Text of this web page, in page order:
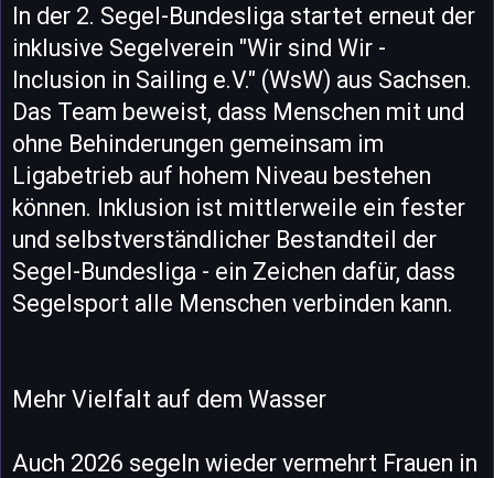
In der 2. Segel-Bundesliga startet erneut der
inklusive Segelverein "Wir sind Wir -
Inclusion in Sailing e.V." (WsW) aus Sachsen.
Das Team beweist, dass Menschen mit und
ohne Behinderungen gemeinsam im
Ligabetrieb auf hohem Niveau bestehen
können. Inklusion ist mittlerweile ein fester
und selbstverständlicher Bestandteil der
Segel-Bundesliga - ein Zeichen dafür, dass
Segelsport alle Menschen verbinden kann.
Mehr Vielfalt auf dem Wasser
Auch 2026 segeln wieder vermehrt Frauen in